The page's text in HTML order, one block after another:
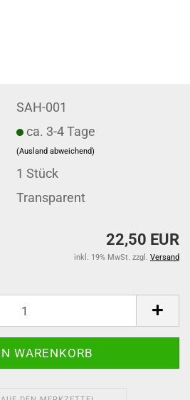
SAH-001
ca. 3-4 Tage
(Ausland abweichend)
1Stück
Transparent
22,50 EUR
inkl. 19% MwSt. zzgl. Versand